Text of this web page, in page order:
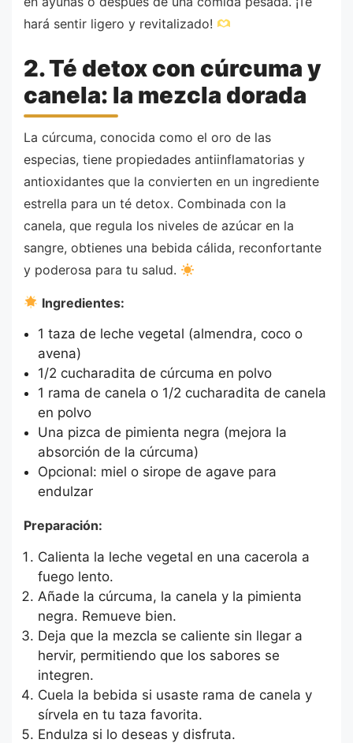
hará sentir ligero y revitalizado!
2. Té detox con cúrcuma y
canela: la mezcla dorada
La cúrcuma, conocida como el oro de las
especias, tiene propiedades antiinflamatorias y
antioxidantes que la convierten en un ingrediente
estrella para un té detox. Combinada con la
canela, que regula los niveles de azúcar en la
sangre, obtienes una bebida cálida, reconfortante
y poderosa para tu salud.
Ingredientes:
1 taza de leche vegetal (almendra, coco o
avena)
1/2 cucharadita de cúrcuma en polvo
1 rama de canela o 1/2 cucharadita de canela
en polvo
Una pizca de pimienta negra (mejora la
absorción de la cúrcuma)
Opcional: miel o sirope de agave para
endulzar
Preparación:
Calienta la leche vegetal en una cacerola a
fuego lento.
Añade la cúrcuma, la canela y la pimienta
negra. Remueve bien.
Deja que la mezcla se caliente sin llegar a
hervir, permitiendo que los sabores se
integren.
Cuela la bebida si usaste rama de canela y
sírvela en tu taza favorita.
Endulza si lo deseas y disfruta.